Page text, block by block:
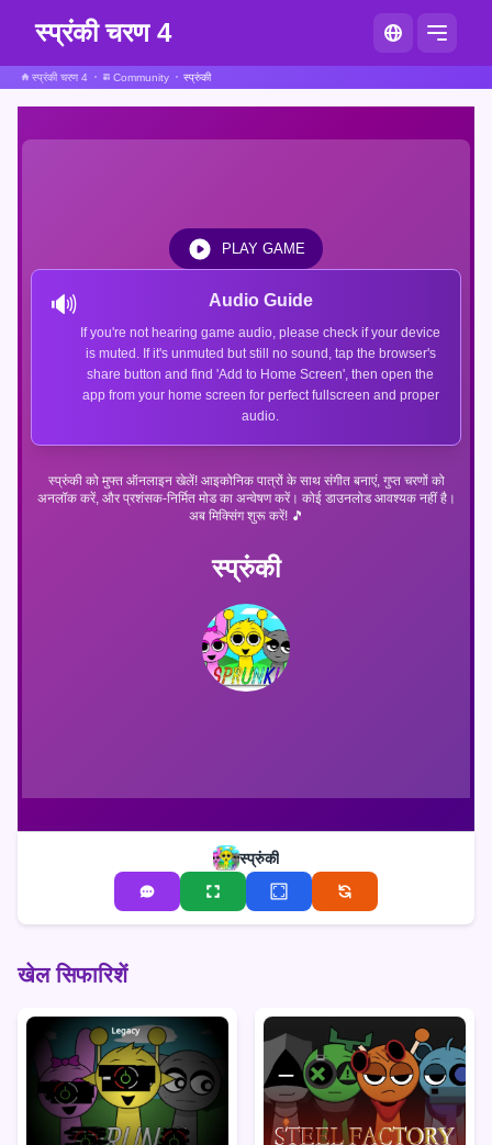
स्प्रंकी चरण 4
स्प्रंकी चरण 4 Community स्प्रुंकी
स्प्रुंकी
स्प्रुंकी को मुफ्त ऑनलाइन खेलें! आइकोनिक पात्रों के साथ संगीत बनाएं, गुप्त चरणों को
अनलॉक करें, और प्रशंसक-निर्मित मोड का अन्वेषण करें। कोई डाउनलोड आवश्यक नहीं है।
अब मिक्सिंग शुरू करें! 🎵
🔊 Audio Guide
If you're not hearing game audio, please check if your device
is muted. If it's unmuted but still no sound, tap the browser's
share button and find 'Add to Home Screen', then open the
app from your home screen for perfect fullscreen and proper
audio.
PLAY GAME
स्प्रुंकी
खेल सिफारिशें